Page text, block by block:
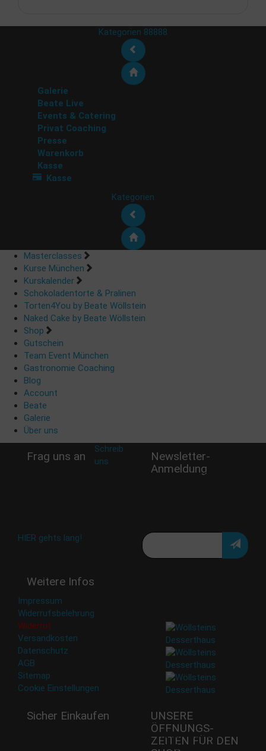
Kategorien 88888
Galerie
Beate Live
Events & Catering
Privat Coaching
Presse
Warenkorb
Kasse
Kasse
Kategorien
Masterclasses
Kurse München
Kurskalender
Schokoladentorte & Pralinen
Torten4You by Beate Wöllstein
Naked Cake by Beate Wöllstein
Shop
Gutschein
Team Event München
Gastronomie Coaching
Blog
Account
Beate
Galerie
Über uns
Frag uns an
Schreib
uns
HIER gehts lang!
Weitere Infos
Impressum
Widerrufsbelehrung
Widerruf
Versandkosten
Datenschutz
AGB
Sitemap
Cookie Einstellungen
Newsletter-
Anmeldung
Verpasse keine Rabatt-
Sicher Einkaufen
UNSERE
ÖFFNUNGS­
ZEITEN FÜR DEN
Mi - 11:00-17:00 Uhr
Do -11:00-17:00 Uhr